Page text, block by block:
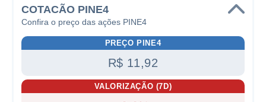
COTACÃO PINE4
Confira o preço das ações PINE4
PREÇO PINE4
R$ 11,92
VALORIZAÇÃO (7D)